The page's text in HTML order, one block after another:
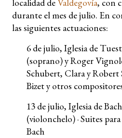
localidad deValdegovía, con
durante el mes de julio. En
las siguientes actuaciones:
6 de julio, Iglesia de
(soprano) y Roger
Schubert, Clara y Robert
Bizet y otros
13 de julio, Iglesia de
(violonchelo) · Suites
Bach